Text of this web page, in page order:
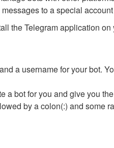
to a special
the Telegram application
a username for your bot.
bot for you and give you
by a colon(:) and some